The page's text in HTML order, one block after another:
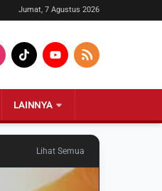
Jumat, 7 Agustus 2026
LAINNYA
Lihat Semua